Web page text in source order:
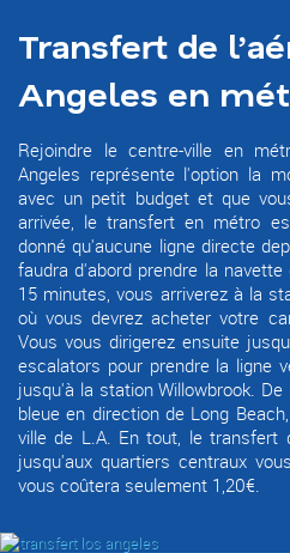
Transfert de
Angeles en
Rejoindre le centre-ville en
Angeles représente l'option la
avec un petit budget et que
arrivée, le transfert en métro
donné qu'aucune ligne directe
faudra d'abord prendre la
15 minutes, vous arriverez à la
où vous devrez acheter votre
Vous vous dirigerez ensuite
escalators pour prendre la ligne
jusqu'à la station Willowbrook.
bleue en direction de Long
ville de L.A. En tout, le transfert
jusqu'aux quartiers centraux
vous coûtera seulement 1,20€.